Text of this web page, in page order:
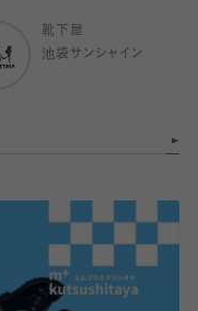
靴下屋
池袋サンシャイン